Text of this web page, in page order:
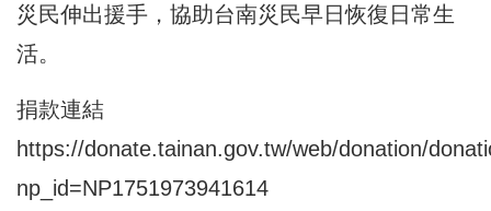
災民伸出援手，協助台南災民早日恢復日常生
活。
捐款連結
https://donate.tainan.gov.tw/web/donation/
np_id=NP1751973941614